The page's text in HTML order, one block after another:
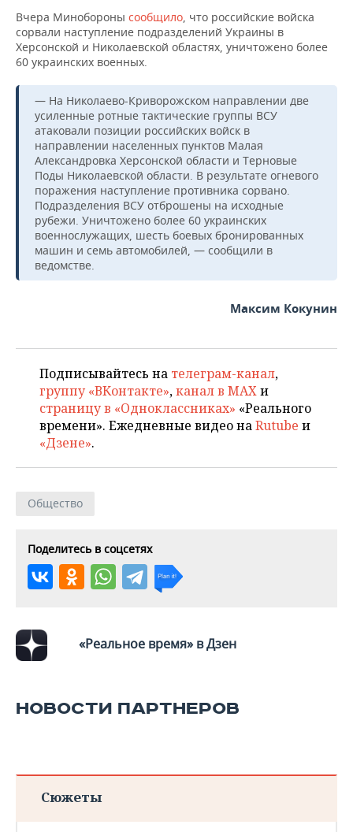
Вчера Минобороны сообщило, что российские войска
сорвали наступление подразделений Украины в
Херсонской и Николаевской областях, уничтожено более
60 украинских военных.
— На Николаево-Криворожском направлении две
усиленные ротные тактические группы ВСУ
атаковали позиции российских войск в
направлении населенных пунктов Малая
Александровка Херсонской области и Терновые
Поды Николаевской области. В результате огневого
поражения наступление противника сорвано.
Подразделения ВСУ отброшены на исходные
рубежи. Уничтожено более 60 украинских
военнослужащих, шесть боевых бронированных
машин и семь автомобилей, — сообщили в
ведомстве.
Максим Кокунин
Подписывайтесь на телеграм-канал,
группу «ВКонтакте»,канал в MAXи
страницу в «Одноклассниках» «Реального
времени». Ежедневные видео наRutube и
«Дзене».
Общество
Поделитесь в соцсетях
«Реальное время» в Дзен
НОВОСТИ ПАРТНЕРОВ
Сюжеты